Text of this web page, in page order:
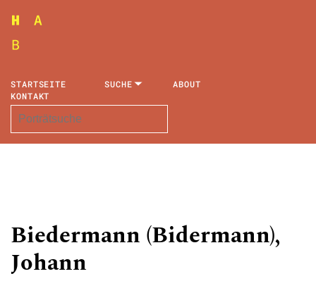
STARTSEITE SUCHE
ABOUT
KONTAKT
Biedermann (Bidermann),
Johann